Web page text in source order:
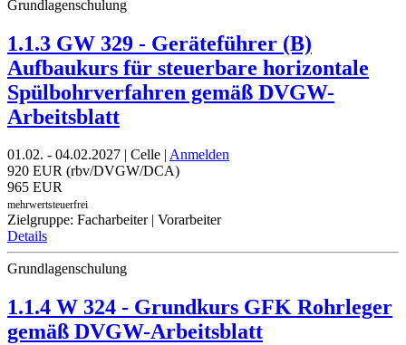
Grundlagenschulung
1.1.3 GW 329 - Geräteführer (B)
Aufbaukurs für steuerbare horizontale
Spülbohrverfahren gemäß DVGW-
Arbeitsblatt
01.02. - 04.02.2027 | Celle | Anmelden
920 EUR (rbv/DVGW/DCA)
965 EUR
mehrwertsteuerfrei
Zielgruppe: Facharbeiter | Vorarbeiter
Details
Grundlagenschulung
1.1.4 W 324 - Grundkurs GFK Rohrleger
gemäß DVGW-Arbeitsblatt